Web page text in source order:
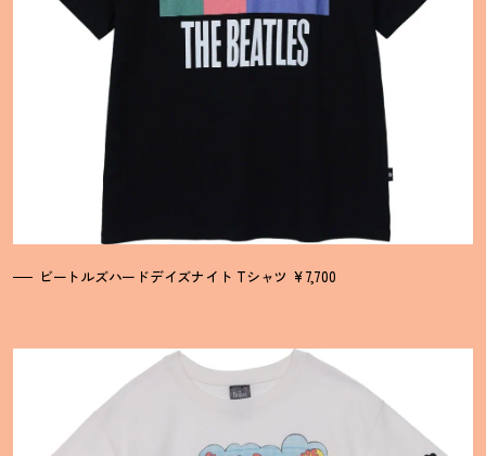
ビートルズハードデイズナイト Tシャツ ¥7,700